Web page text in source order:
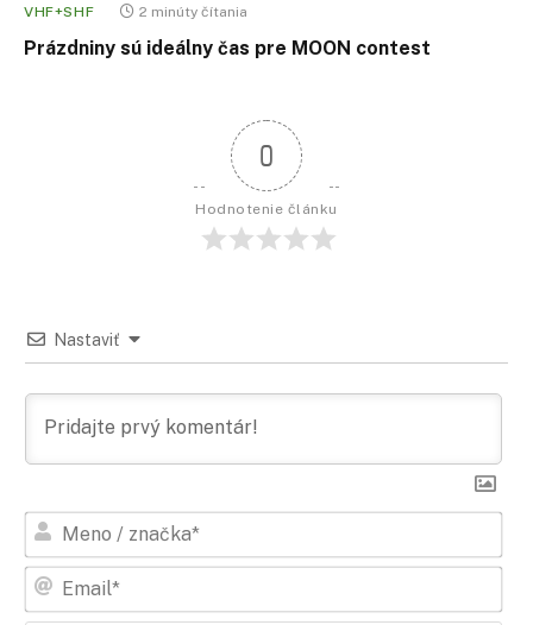
VHF+SHF 2 minúty čítania
Prázdniny sú ideálny čas pre MOON contest
0
Hodnotenie článku
Nastaviť